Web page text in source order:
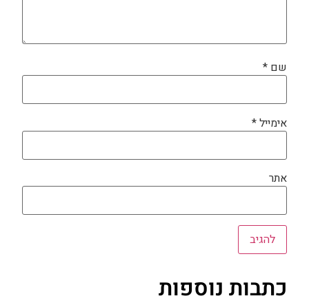
שם *
אימייל*
אתר
כתבות נוספות